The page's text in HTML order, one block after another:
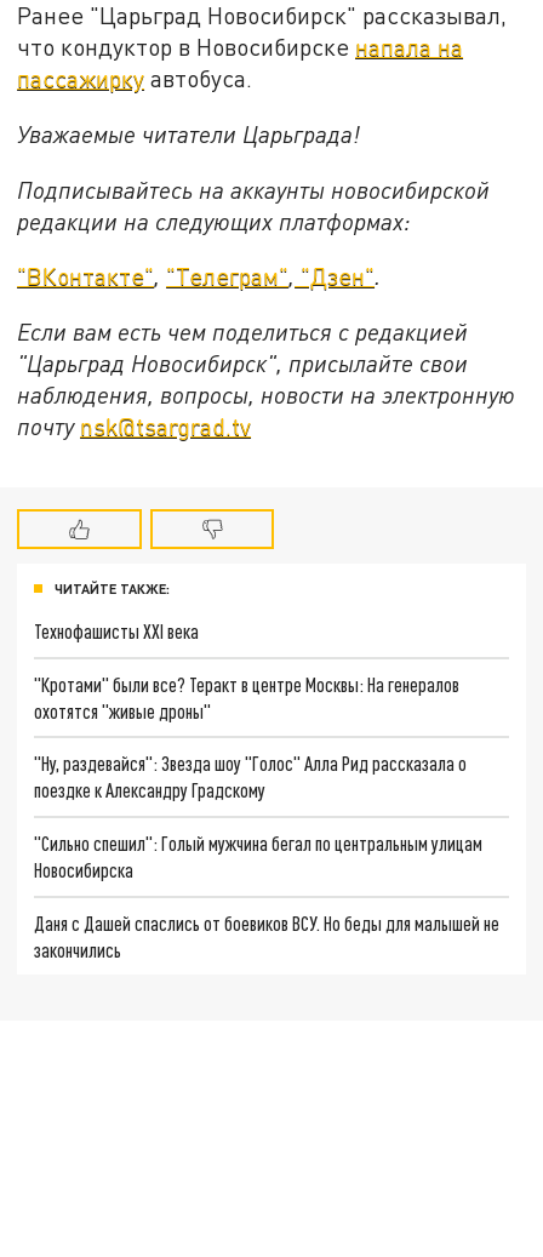
Ранее "Царьград Новосибирск" рассказывал,
что кондуктор в Новосибирске напала на
пассажирку автобуса.
Уважаемые читатели Царьграда!
Подписывайтесь на аккаунты новосибирской
редакции на следующих платформах:
"ВКонтакте", "Телеграм", "Дзен".
Если вам есть чем поделиться с редакцией
"Царьград Новосибирск", присылайте свои
наблюдения, вопросы, новости на электронную
почту nsk@tsargrad.tv
ЧИТАЙТЕ ТАКЖЕ:
Технофашисты XXI века
"Кротами" были все? Теракт в центре Москвы: На генералов
охотятся "живые дроны"
"Ну, раздевайся": Звезда шоу "Голос" Алла Рид рассказала о
поездке к Александру Градскому
"Сильно спешил": Голый мужчина бегал по центральным улицам
Новосибирска
Даня с Дашей спаслись от боевиков ВСУ. Но беды для малышей не
закончились